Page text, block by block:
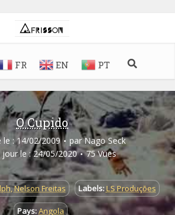
FR EN PT
O Cupido
le : 14/02/2009 par Nago Seck
le : 24/05/2020
75 Vues
,Nelson Freitas Labels:LS Produções
Pays:Angola